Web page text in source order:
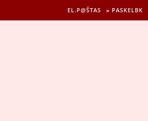
EL.P@ŠTAS » PASKELBK